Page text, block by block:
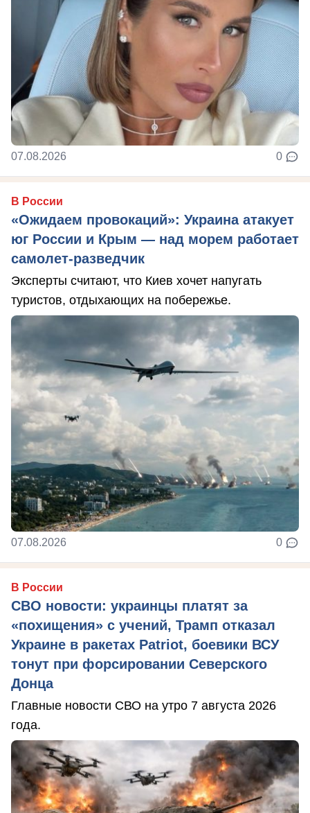
07.08.2026 0
В России
«Ожидаем провокаций»: Украина атакует
юг России и Крым — над морем работает
самолет-разведчик
Эксперты считают, что Киев хочет напугать
туристов, отдыхающих на побережье.
07.08.2026 0
В России
СВО новости: украинцы платят за
«похищения» с учений, Трамп отказал
Украине в ракетах Patriot, боевики ВСУ
тонут при форсировании Северского
Донца
Главные новости СВО на утро 7 августа 2026
года.